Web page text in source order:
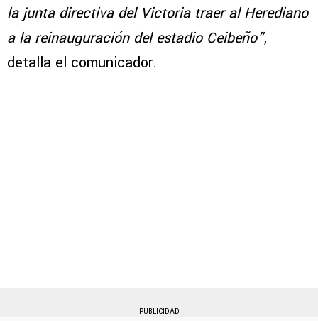
la junta directiva del Victoria traer al Herediano
a la reinauguración del estadio Ceibeño”,
detalla el comunicador.
PUBLICIDAD